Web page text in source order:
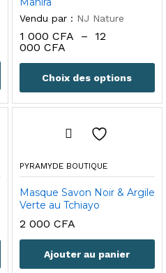
Vendu par : NJ Nature
1 000 CFA –
12
000 CFAPlage
1
000 CFA
à
000 CFA
Choix des options
PYRAMYDE BOUTIQUE
Masque Savon Noir & Argile
Verte au Tchiayo
2 000 CFA
Ajouter au panier